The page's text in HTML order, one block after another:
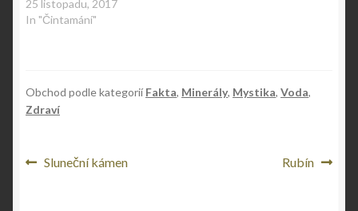
w
w
i
e
w
)
25 listopadu, 2017
In "Čintamání"
Obchod podle kategorií Fakta, Minerály, Mystika, Voda,
Zdraví
Navigace
Předchozí
Sluneční kámen
Následující
Rubín